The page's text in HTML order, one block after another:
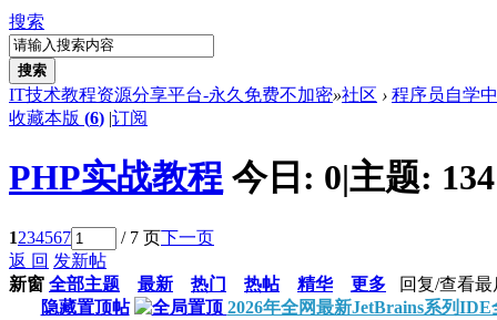
搜索
搜索
IT技术教程资源分享平台-永久免费不加密»社区 › 程序员自学
收藏本版 (6) |订阅
PHP实战教程 今日: 0|主题: 134
1234567 / 7 页下一页
返 回 发新帖
新窗 全部主题 最新 热门 热帖 精华 更多 回复/查看最
隐藏置顶帖
2026年全网最新JetBrains系列